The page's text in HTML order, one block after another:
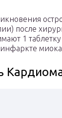
после
1